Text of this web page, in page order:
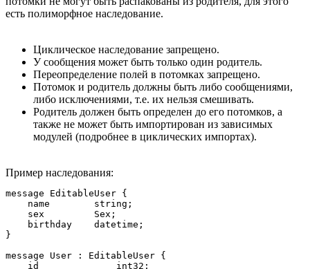
есть полиморфное наследование.
Циклическое наследование запрещено.
У сообщения может быть только один родитель.
Переопределение полей в потомках запрещено.
Потомок и родитель должны быть либо сообщениями,
либо исключениями, т.е. их нельзя смешивать.
Родитель должен быть определен до его потомков, а
также не может быть импортирован из зависимых
модулей (подробнее в циклических импортах).
Пример наследования:
message EditableUser {
    name        string;
    sex         Sex;
    birthday    datetime;
}
message User : EditableUser {
    id              int32;